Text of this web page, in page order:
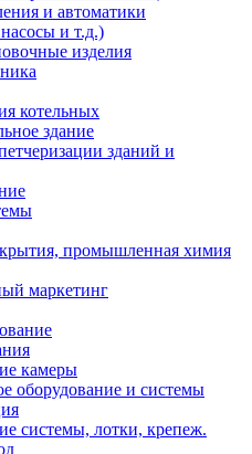
и автоматики
и т.д.)
изделия
котельных
здание
зданий и
промышленная химия
маркетинг
камеры
оборудование и системы
системы, лотки, крепеж.